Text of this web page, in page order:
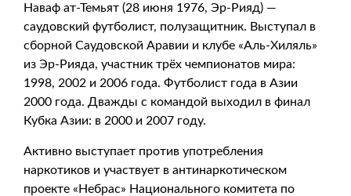
Наваф ат-Темьят (28 июня 1976, Эр-Рияд) —
саудовский футболист, полузащитник. Выступал в
сборной Саудовской Аравии и клубе «Аль-Хиляль»
из Эр-Рияда, участник трёх чемпионатов мира:
1998, 2002 и 2006 года. Футболист года в Азии
2000 года. Дважды с командой выходил в финал
Кубка Азии: в 2000 и 2007 году.
Активно выступает против употребления
наркотиков и участвует в антинаркотическом
проекте «Небрас» Национального комитета по